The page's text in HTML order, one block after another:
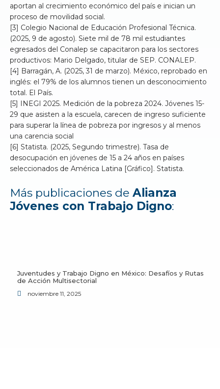
aportan al crecimiento económico del país e inician un
proceso de movilidad social.
[3] Colegio Nacional de Educación Profesional Técnica.
(2025, 9 de agosto). Siete mil de 78 mil estudiantes
egresados del Conalep se capacitaron para los sectores
productivos: Mario Delgado, titular de SEP. CONALEP.
[4] Barragán, A. (2025, 31 de marzo). México, reprobado en
inglés: el 79% de los alumnos tienen un desconocimiento
total. El País.
[5] INEGI 2025. Medición de la pobreza 2024. Jóvenes 15-
29 que asisten a la escuela, carecen de ingreso suficiente
para superar la línea de pobreza por ingresos y al menos
una carencia social
[6] Statista. (2025, Segundo trimestre). Tasa de
desocupación en jóvenes de 15 a 24 años en países
seleccionados de América Latina [Gráfico]. Statista.
Más publicaciones de Alianza
Jóvenes con Trabajo Digno:
Juventudes y Trabajo Digno en México: Desafíos y Rutas
de Acción Multisectorial
noviembre 11, 2025